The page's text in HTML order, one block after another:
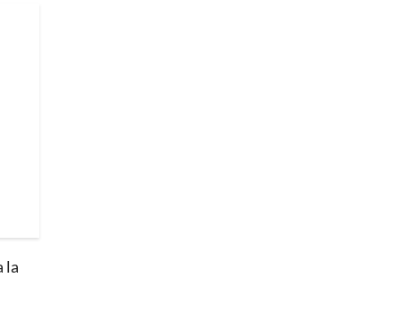
la